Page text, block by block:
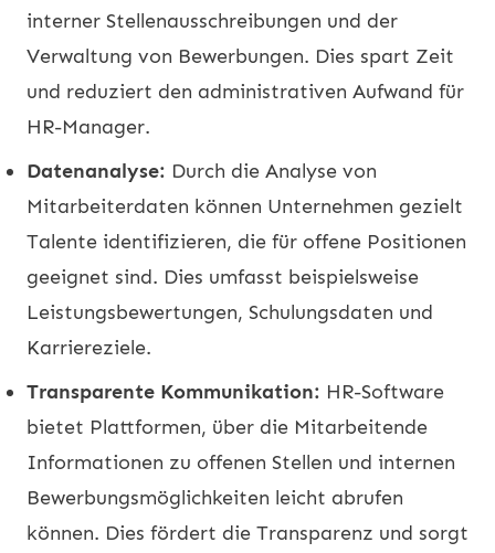
interner Stellenausschreibungen und der
Verwaltung von Bewerbungen. Dies spart Zeit
und reduziert den administrativen Aufwand für
HR-Manager.
Datenanalyse: Durch die Analyse von
Mitarbeiterdaten können Unternehmen gezielt
Talente identifizieren, die für offene Positionen
geeignet sind. Dies umfasst beispielsweise
Leistungsbewertungen, Schulungsdaten und
Karriereziele.
Transparente Kommunikation: HR-Software
bietet Plattformen, über die Mitarbeitende
Informationen zu offenen Stellen und internen
Bewerbungsmöglichkeiten leicht abrufen
können. Dies fördert die Transparenz und sorgt